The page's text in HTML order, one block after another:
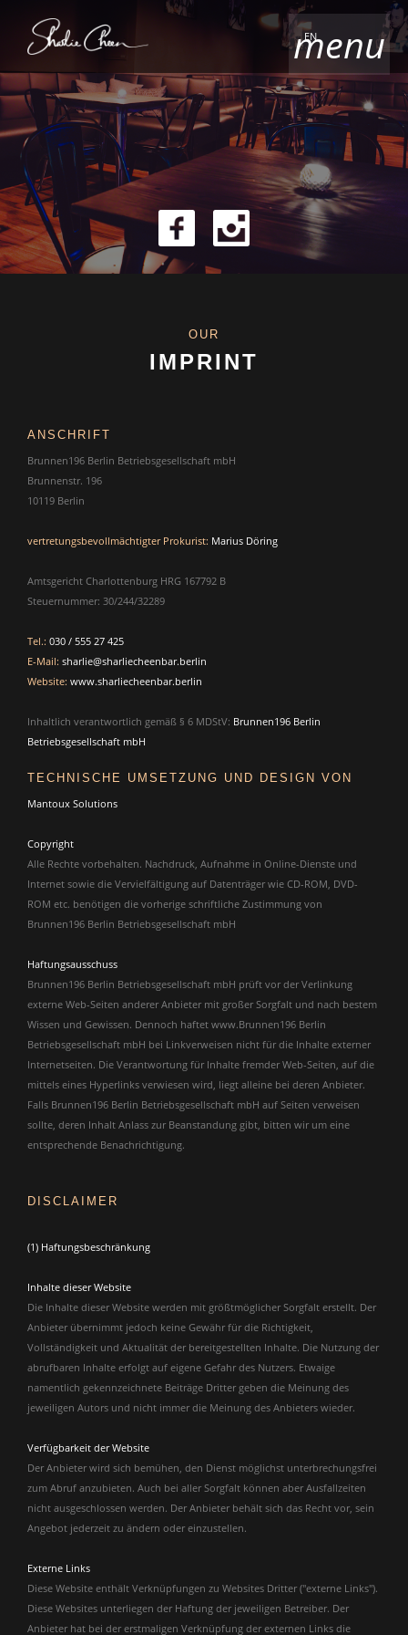
menu
EN
OUR
IMPRINT
ANSCHRIFT
Brunnen196 Berlin Betriebsgesellschaft mbH
Brunnenstr. 196
10119 Berlin
vertretungsbevollmächtigter Prokurist: Marius Döring
Amtsgericht Charlottenburg HRG 167792 B
Steuernummer: 30/244/32289
Tel.: 030 / 555 27 425
E-Mail: sharlie@sharliecheenbar.berlin
Website: www.sharliecheenbar.berlin
Inhaltlich verantwortlich gemäß § 6 MDStV: Brunnen196 Berlin
Betriebsgesellschaft mbH
TECHNISCHE UMSETZUNG UND DESIGN VON
Mantoux Solutions
Copyright
Alle Rechte vorbehalten. Nachdruck, Aufnahme in Online-Dienste und
Internet sowie die Vervielfältigung auf Datenträger wie CD-ROM, DVD-
ROM etc. benötigen die vorherige schriftliche Zustimmung von
Brunnen196 Berlin Betriebsgesellschaft mbH
Haftungsausschuss
Brunnen196 Berlin Betriebsgesellschaft mbH prüft vor der Verlinkung
externe Web-Seiten anderer Anbieter mit großer Sorgfalt und nach bestem
Wissen und Gewissen. Dennoch haftet www.Brunnen196 Berlin
Betriebsgesellschaft mbH bei Linkverweisen nicht für die Inhalte externer
Internetseiten. Die Verantwortung für Inhalte fremder Web-Seiten, auf die
mittels eines Hyperlinks verwiesen wird, liegt alleine bei deren Anbieter.
Falls Brunnen196 Berlin Betriebsgesellschaft mbH auf Seiten verweisen
sollte, deren Inhalt Anlass zur Beanstandung gibt, bitten wir um eine
entsprechende Benachrichtigung.
DISCLAIMER
(1) Haftungsbeschränkung
Inhalte dieser Website
Die Inhalte dieser Website werden mit größtmöglicher Sorgfalt erstellt. Der
Anbieter übernimmt jedoch keine Gewähr für die Richtigkeit,
Vollständigkeit und Aktualität der bereitgestellten Inhalte. Die Nutzung der
abrufbaren Inhalte erfolgt auf eigene Gefahr des Nutzers. Etwaige
namentlich gekennzeichnete Beiträge Dritter geben die Meinung des
jeweiligen Autors und nicht immer die Meinung des Anbieters wieder.
Verfügbarkeit der Website
Der Anbieter wird sich bemühen, den Dienst möglichst unterbrechungsfrei
zum Abruf anzubieten. Auch bei aller Sorgfalt können aber Ausfallzeiten
nicht ausgeschlossen werden. Der Anbieter behält sich das Recht vor, sein
Angebot jederzeit zu ändern oder einzustellen.
Externe Links
Diese Website enthält Verknüpfungen zu Websites Dritter ("externe Links").
Diese Websites unterliegen der Haftung der jeweiligen Betreiber. Der
Anbieter hat bei der erstmaligen Verknüpfung der externen Links die